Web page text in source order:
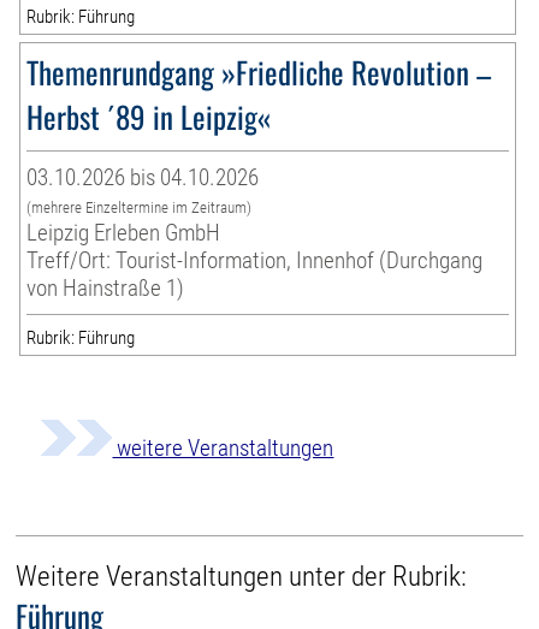
Rubrik: Führung
Themenrundgang »Friedliche Revolution –
Herbst ´89 in Leipzig«
03.10.2026 bis 04.10.2026
(mehrere Einzeltermine im Zeitraum)
Leipzig Erleben GmbH
Treff/Ort: Tourist-Information, Innenhof (Durchgang
von Hainstraße 1)
Rubrik: Führung
weitere Veranstaltungen
Weitere Veranstaltungen unter der Rubrik:
Führung